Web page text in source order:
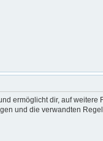
ermöglicht dir, auf weitere
und die verwandten